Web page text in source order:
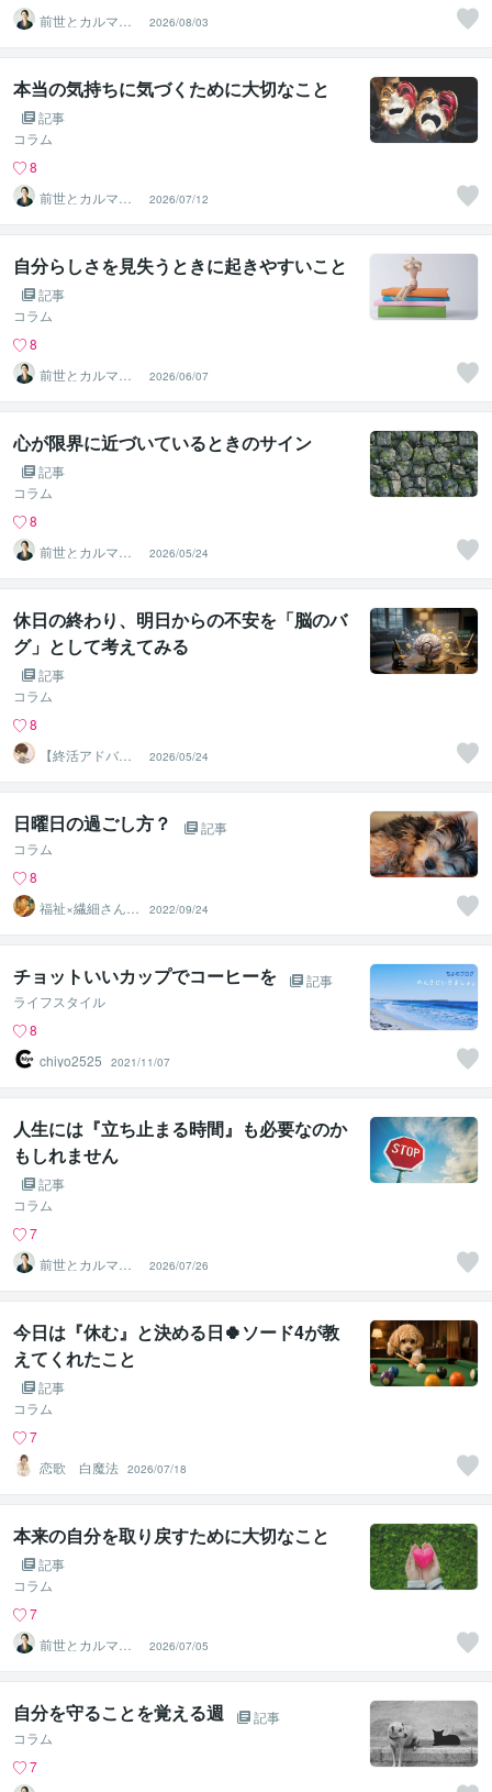
前世とカルマの
翻訳者 Haku
2026/08/03
本当の気持ちに気づくために大切なこと
記事
コラム
8
前世とカルマの
翻訳者 Haku
2026/07/12
自分らしさを見失うときに起きやすいこと
記事
コラム
8
前世とカルマの
翻訳者 Haku
2026/06/07
心が限界に近づいているときのサイン
記事
コラム
8
前世とカルマの
翻訳者 Haku
2026/05/24
休日の終わり、明日からの不安を「脳のバ
グ」として考えてみる
記事
コラム
8
【終活アドバイ
ザー・雑談】せ
いお
2026/05/24
日曜日の過ごし方？
記事
コラム
8
福祉×繊細さん気
質の悩み相談｜
まさぴー
2022/09/24
チョットいいカップでコーヒーを
記事
ライフスタイル
8
chiyo2525
2021/11/07
人生には『立ち止まる時間』も必要なのか
もしれません
記事
コラム
7
前世とカルマの
翻訳者 Haku
2026/07/26
今日は『休む』と決める日🍀ソード4が教
えてくれたこと
記事
コラム
7
恋歌 白魔法 2026/07/18
本来の自分を取り戻すために大切なこと
記事
コラム
7
前世とカルマの
翻訳者 Haku
2026/07/05
自分を守ることを覚える週
記事
コラム
7